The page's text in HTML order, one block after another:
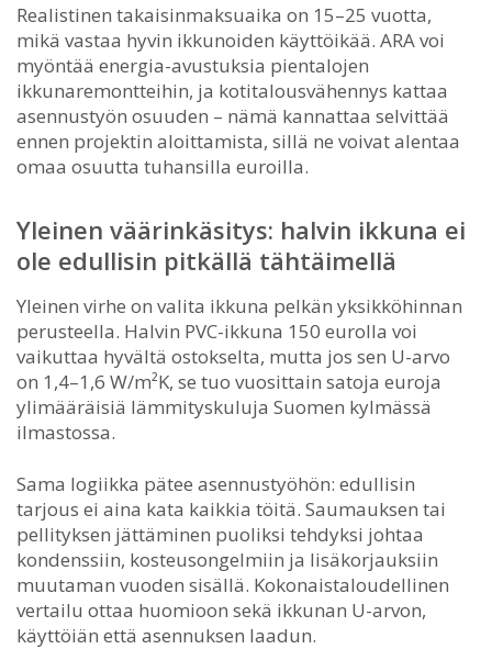
Realistinen takaisinmaksuaika on 15–25 vuotta,
mikä vastaa hyvin ikkunoiden käyttöikää. ARA voi
myöntää energia-avustuksia pientalojen
ikkunaremontteihin, ja kotitalousvähennys kattaa
asennustyön osuuden – nämä kannattaa selvittää
ennen projektin aloittamista, sillä ne voivat alentaa
omaa osuutta tuhansilla euroilla.
Yleinen väärinkäsitys: halvin ikkuna ei
ole edullisin pitkällä tähtäimellä
Yleinen virhe on valita ikkuna pelkän yksikköhinnan
perusteella. Halvin PVC-ikkuna 150 eurolla voi
vaikuttaa hyvältä ostokselta, mutta jos sen U-arvo
on 1,4–1,6 W/m²K, se tuo vuosittain satoja euroja
ylimääräisiä lämmityskuluja Suomen kylmässä
ilmastossa.
Sama logiikka pätee asennustyöhön: edullisin
tarjous ei aina kata kaikkia töitä. Saumauksen tai
pellityksen jättäminen puoliksi tehdyksi johtaa
kondenssiin, kosteusongelmiin ja lisäkorjauksiin
muutaman vuoden sisällä. Kokonaistaloudellinen
vertailu ottaa huomioon sekä ikkunan U-arvon,
käyttöiän että asennuksen laadun.